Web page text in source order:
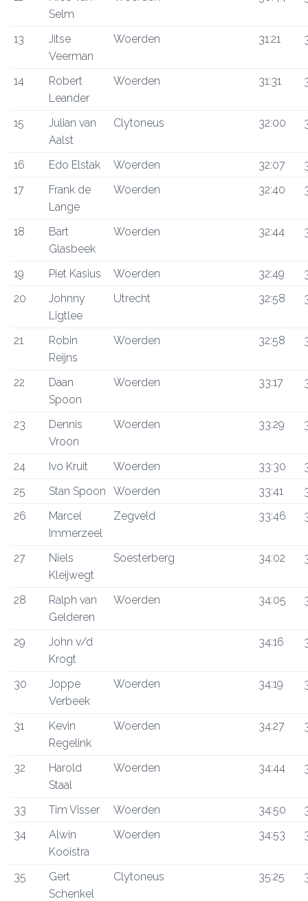
Selm
13
Jitse
Veerman
Woerden 31:21
14
Robert
Leander
Woerden 31:31
15
Julian van
Aalst
Clytoneus 32:00
16 Edo Elstak Woerden 32:07
17
Frank de
Lange
Woerden 32:40
18
Bart
Glasbeek
Woerden 32:44
19 Piet Kasius Woerden 32:49
20
Johnny
Ligtlee
Utrecht 32:58
21
Robin
Reijns
Woerden 32:58
22
Daan
Spoon
Woerden 33:17
23
Dennis
Vroon
Woerden 33:29
24 Ivo Kruit Woerden 33:30
25
Stan Spoon Woerden 33:41
26
Marcel
Immerzeel
Zegveld 33:46
27
Niels
Kleijwegt
Soesterberg 34:02
28
Ralph van
Gelderen
Woerden 34:05
29
John v/d
Krogt
34:16
30
Joppe
Verbeek
Woerden 34:19
31
Kevin
Regelink
Woerden 34:27
32
Harold
Staal
Woerden 34:44
33 Tim Visser Woerden 34:50
34
Alwin
Kooistra
Woerden 34:53
35
Gert
Schenkel
Clytoneus 35:25